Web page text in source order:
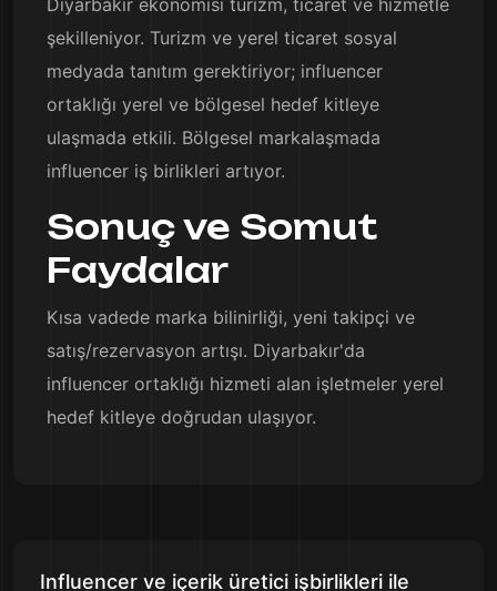
Diyarbakır ekonomisi turizm, ticaret ve hizmetle
şekilleniyor. Turizm ve yerel ticaret sosyal
medyada tanıtım gerektiriyor; influencer
ortaklığı yerel ve bölgesel hedef kitleye
ulaşmada etkili. Bölgesel markalaşmada
influencer iş birlikleri artıyor.
Sonuç ve Somut
Faydalar
Kısa vadede marka bilinirliği, yeni takipçi ve
satış/rezervasyon artışı. Diyarbakır'da
influencer ortaklığı hizmeti alan işletmeler yerel
hedef kitleye doğrudan ulaşıyor.
Influencer ve içerik üretici işbirlikleri ile